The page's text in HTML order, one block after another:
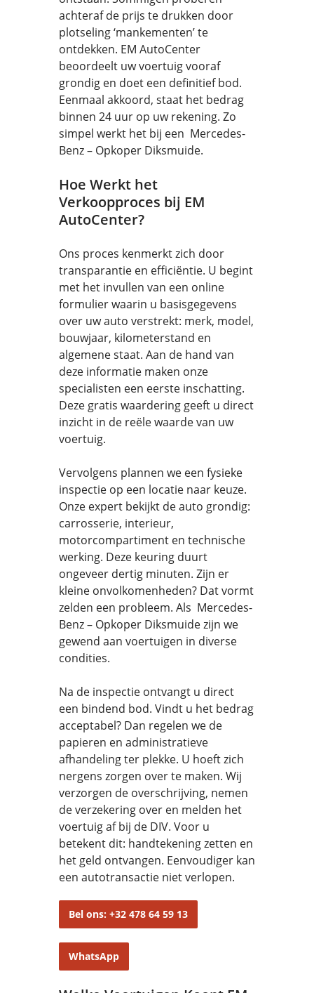
achteraf de prijs te drukken door
plotseling ‘mankementen’ te
ontdekken. EM AutoCenter
beoordeelt uw voertuig vooraf
grondig en doet een definitief bod.
Eenmaal akkoord, staat het bedrag
binnen 24 uur op uw rekening. Zo
simpel werkt het bij een Mercedes-
Benz – Opkoper Diksmuide.
Hoe Werkt het
Verkoopproces bij EM
AutoCenter?
Ons proces kenmerkt zich door
transparantie en efficiëntie. U begint
met het invullen van een online
formulier waarin u basisgegevens
over uw auto verstrekt: merk, model,
bouwjaar, kilometerstand en
algemene staat. Aan de hand van
deze informatie maken onze
specialisten een eerste inschatting.
Deze gratis waardering geeft u direct
inzicht in de reële waarde van uw
voertuig.
Vervolgens plannen we een fysieke
inspectie op een locatie naar keuze.
Onze expert bekijkt de auto grondig:
carrosserie, interieur,
motorcompartiment en technische
werking. Deze keuring duurt
ongeveer dertig minuten. Zijn er
kleine onvolkomenheden? Dat vormt
zelden een probleem. Als Mercedes-
Benz – Opkoper Diksmuide zijn we
gewend aan voertuigen in diverse
condities.
Na de inspectie ontvangt u direct
een bindend bod. Vindt u het bedrag
acceptabel? Dan regelen we de
papieren en administratieve
afhandeling ter plekke. U hoeft zich
nergens zorgen over te maken. Wij
verzorgen de overschrijving, nemen
de verzekering over en melden het
voertuig af bij de DIV. Voor u
betekent dit: handtekening zetten en
het geld ontvangen. Eenvoudiger kan
een autotransactie niet verlopen.
Bel ons: +32 478 64 59 13
WhatsApp